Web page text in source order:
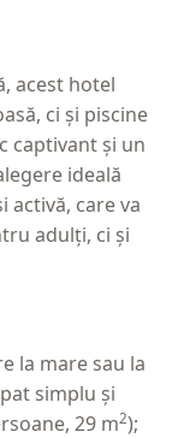
acest hotel
ci și piscine
captivant și un
ideală
activă, care va
adulți, ci și
la mare sau la
simplu și
29 m2);